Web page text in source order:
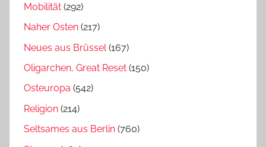
Mobilität (292)
Naher Osten (217)
Neues aus Brüssel (167)
Oligarchen, Great Reset (150)
Osteuropa (542)
Religion (214)
Seltsames aus Berlin (760)